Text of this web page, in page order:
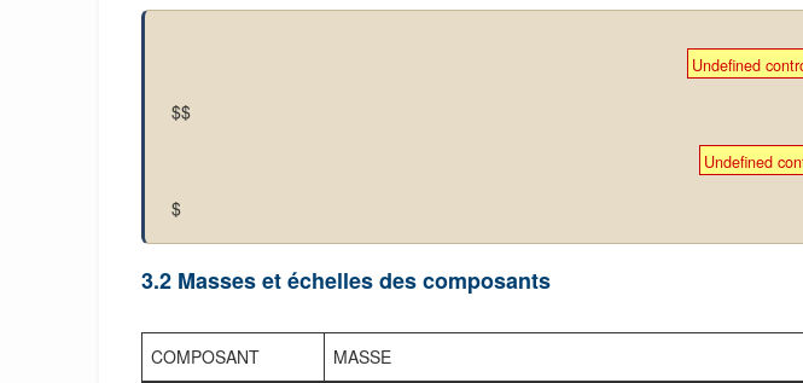
Undefined
$$
Undefined
$
3.2 Masses et échelles des composants
COMPOSANT MASSE